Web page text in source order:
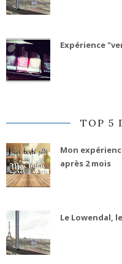
Expérience
TOP 5
Mon
après 2 mois
Le Lowendal,